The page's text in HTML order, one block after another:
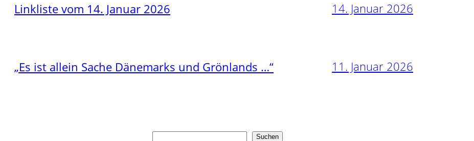
Linkliste vom 14. Januar 2026 14. Januar 2026
„Es ist allein Sache Dänemarks und Grönlands …“ 11. Januar 2026
Suchen